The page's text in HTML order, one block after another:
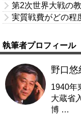
第2次世界大戦の
実質戦費がどの程
執筆者プロフィール
野口悠
1940年
大蔵省
博 …